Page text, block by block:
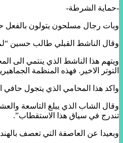
-حماية الشرطة-
وبات رجال مسلحون يتولون بالفعل
وقال الناشط القبلي طالب حسين “لم نشهد مثل هذا الاستقطاب منذ 1947″، ملمحا
التوتر الاخير. فهذه المنظمة
واكد هذا المحامي الذي يتجول
وقال الشاب الذي يبلغ التاسعة
تندرج في سياق هذا الاستقطاب”.
وبعيدا عن العاصفة التي تعصف